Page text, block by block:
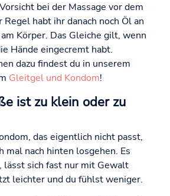
bei der Massage vor dem
Regel habt ihr danach noch Öl an
Körper. Das Gleiche gilt, wenn
Hände eingecremt habt.
dazu findest du in unserem
Gleitgel und Kondom!
ist zu klein oder zu
das eigentlich nicht passt,
mal nach hinten losgehen. Es
lässt sich fast nur mit Gewalt
leichter und du fühlst weniger.